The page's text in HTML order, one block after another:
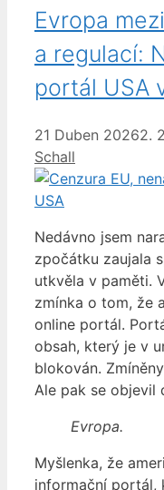
Evropa
a regulací:
portál USA
21 Duben 20262.
Schall
Nedávno jsem
zpočátku zaujala
utkvěla v paměti.
zmínka o tom, že
online portál.
obsah, který je v
blokován.
Ale pak se objevil
Evropa.
Myšlenka, že
informační portál,